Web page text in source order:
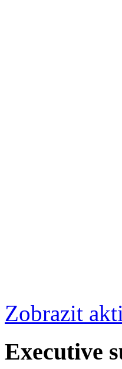
Zobrazit
Executive